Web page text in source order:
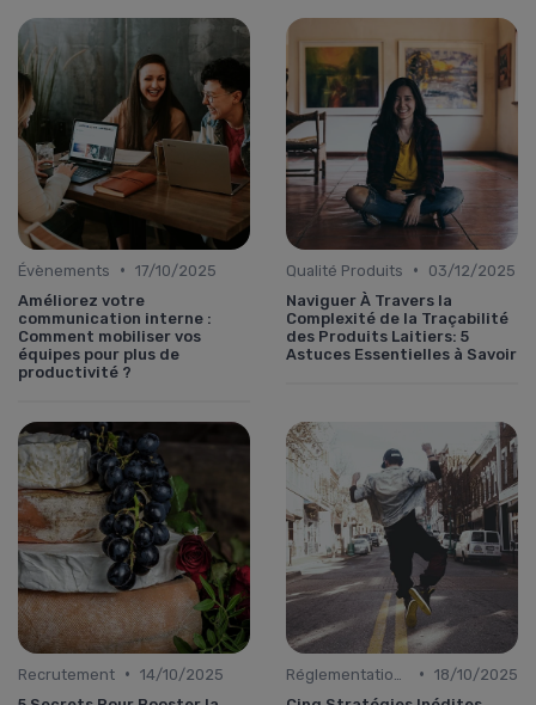
Évènements • 17/10/2025
Améliorez votre
communication interne :
Comment mobiliser vos
équipes pour plus de
productivité ?
Qualité Produits •
03/12/2025
Naviguer À Travers la
Complexité de la Traçabilité
des Produits Laitiers: 5
Astuces Essentielles à Savoir
Recrutement • 14/10/2025
• 18/10/2025